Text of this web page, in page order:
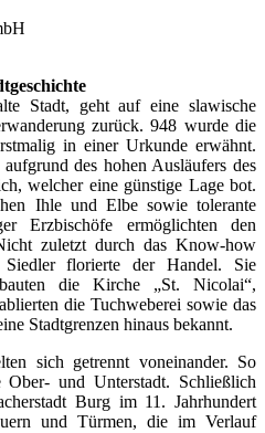
Stadt, geht auf eine slawische
zurück. 948 wurde die
in einer Urkunde erwähnt.
des hohen Ausläufers des
welcher eine günstige Lage bot.
Ihle und Elbe sowie tolerante
Erzbischöfe ermöglichten den
zuletzt durch das Know-how
Siedler florierte der Handel. Sie
die Kirche „St. Nicolai“,
die Tuchweberei sowie das
Stadtgrenzen hinaus bekannt.
sich getrennt voneinander. So
und Unterstadt. Schließlich
Burg im 11. Jahrhundert
und Türmen, die im Verlauf